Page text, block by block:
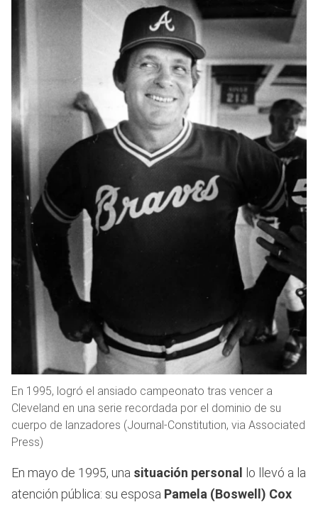
En 1995, logró el ansiado campeonato tras vencer a
Cleveland en una serie recordada por el dominio de su
cuerpo de lanzadores (Journal-Constitution, via Associated
Press)
En mayo de 1995, una situación personal
lo llevó a la
atención pública: su esposa Pamela (Boswell) Cox